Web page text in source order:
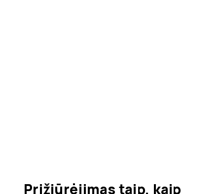
Prižiūrėjimas taip, kaip